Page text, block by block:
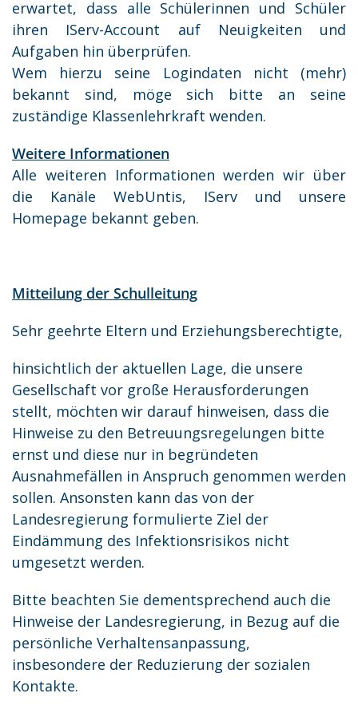
erwartet, dass alle Schülerinnen und Schüler
ihren IServ-Account auf Neuigkeiten und
Aufgaben hin überprüfen.
Wem hierzu seine Logindaten nicht (mehr)
bekannt sind, möge sich bitte an seine
zuständige Klassenlehrkraft wenden.
Weitere Informationen
Alle weiteren Informationen werden wir über
die Kanäle WebUntis, IServ und unsere
Homepage bekannt geben.
Mitteilung der Schulleitung
Sehr geehrte Eltern und Erziehungsberechtigte,
hinsichtlich der aktuellen Lage, die unsere
Gesellschaft vor große Herausforderungen
stellt, möchten wir darauf hinweisen, dass die
Hinweise zu den Betreuungsregelungen bitte
ernst und diese nur in begründeten
Ausnahmefällen in Anspruch genommen werden
sollen. Ansonsten kann das von der
Landesregierung formulierte Ziel der
Eindämmung des Infektionsrisikos nicht
umgesetzt werden.
Bitte beachten Sie dementsprechend auch die
Hinweise der Landesregierung, in Bezug auf die
persönliche Verhaltensanpassung,
insbesondere der Reduzierung der sozialen
Kontakte.